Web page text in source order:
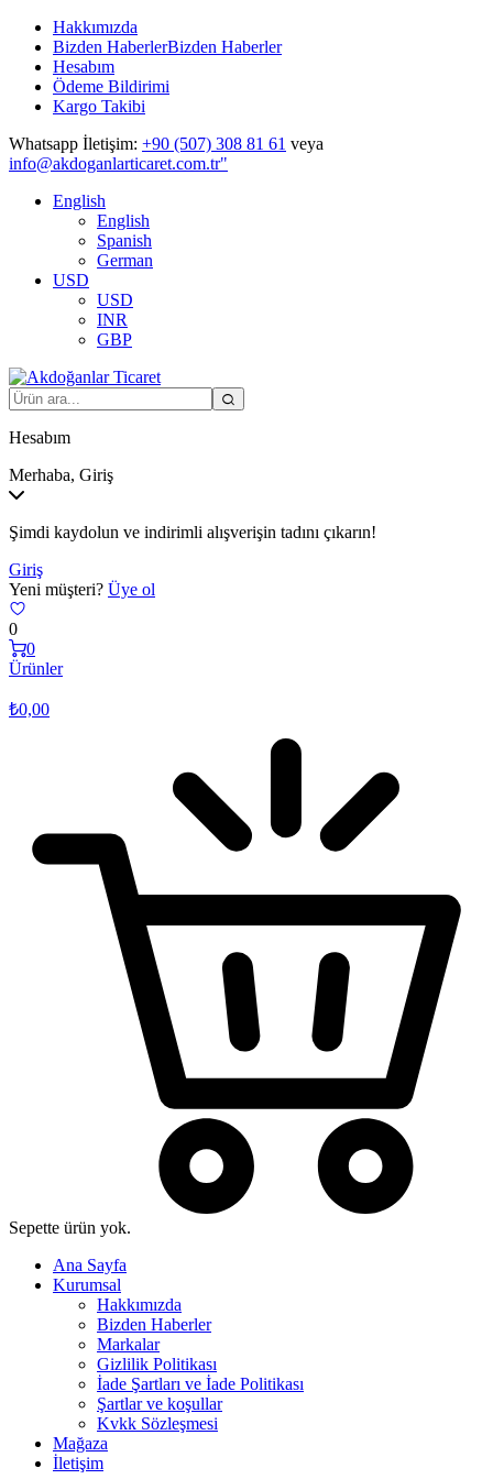
Hakkımızda
Bizden HaberlerBizden Haberler
Hesabım
Ödeme Bildirimi
Kargo Takibi
Whatsapp İletişim: +90 (507) 308 81 61 veya
info@akdoganlarticaret.com.tr"
English
English
Spanish
German
USD
USD
INR
GBP
Hesabım
Merhaba, Giriş
Şimdi kaydolun ve indirimli alışverişin tadını çıkarın!
Giriş
Yeni müşteri? Üye ol
0
0
Ürünler
₺0,00
Sepette ürün yok.
Ana Sayfa
Kurumsal
Hakkımızda
Bizden Haberler
Markalar
Gizlilik Politikası
İade Şartları ve İade Politikası
Şartlar ve koşullar
Kvkk Sözleşmesi
Mağaza
İletişim